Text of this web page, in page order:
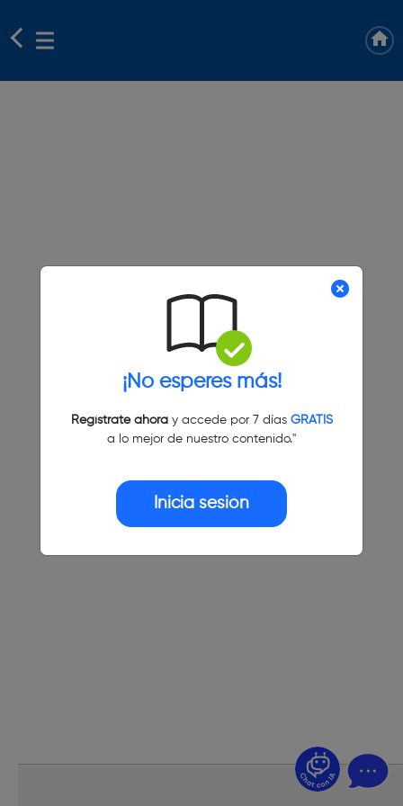
¡No esperes más!
Regístrate ahoray accede por 7 días GRATIS
a lo mejor de nuestro contenido."
Inicia sesión